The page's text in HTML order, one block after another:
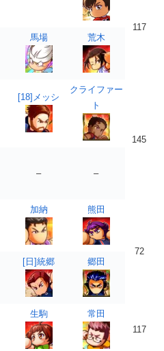
117
馬場 荒木
[18]メッシ
クライファー
ト
145
–
–
加納 熊田
72
[日]統郷 郷田
生駒
常田
117